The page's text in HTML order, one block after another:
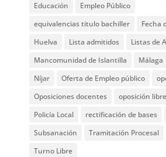
Educación
Empleo Público
equivalencias titulo bachiller
Fecha
Huelva
Lista admitidos
Listas de
Mancomunidad de Islantilla
Málaga
Níjar
Oferta de Empleo público
Oposiciones docentes
oposición libre
Policía Local
rectificación de bases
Subsanación
Tramitación Procesal
Turno Libre